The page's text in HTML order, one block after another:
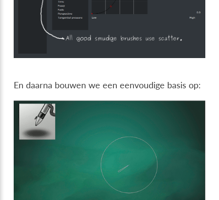
En daarna bouwen we een eenvoudige basis op: